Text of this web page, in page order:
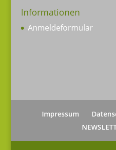
Informationen
Anmeldeformular
Impressum